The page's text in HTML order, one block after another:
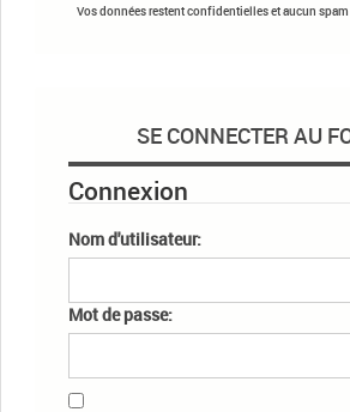
Vos données restent confidentielles et aucun spam
SE CONNECTER AU
Connexion
Nom d'utilisateur:
Mot de passe: